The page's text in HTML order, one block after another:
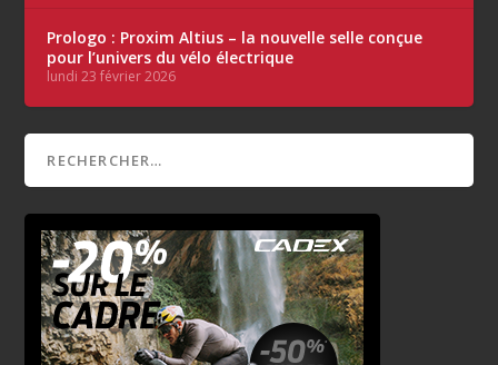
Prologo : Proxim Altius – la nouvelle selle conçue
pour l’univers du vélo électrique
lundi 23 février 2026